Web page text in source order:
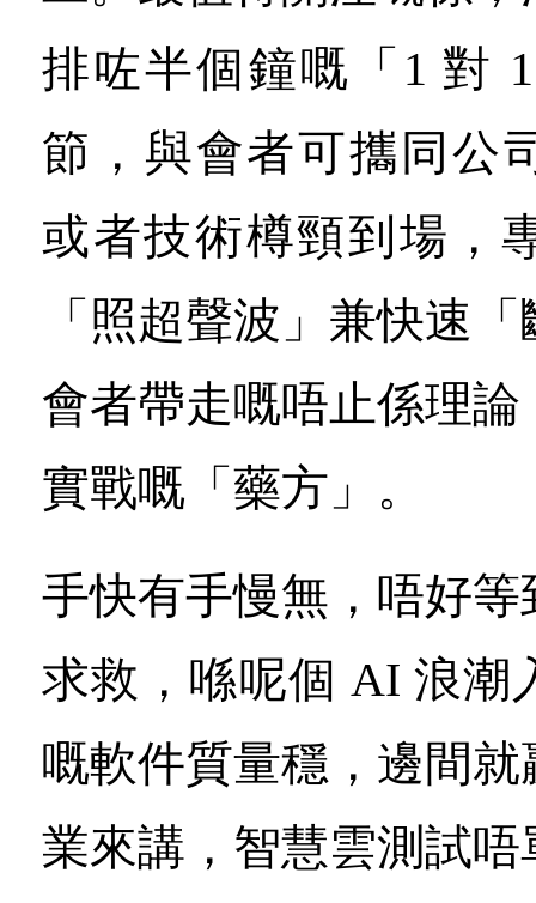
排咗半個鐘嘅「1 對
節，與會者可攜同公
或者技術樽頸到場，
「照超聲波」兼快速
會者帶走嘅唔止係理
實戰嘅「藥方」。
手快有手慢無，唔好
求救，喺呢個 AI 浪潮
嘅軟件質量穩，邊間
業來講，智慧雲測試